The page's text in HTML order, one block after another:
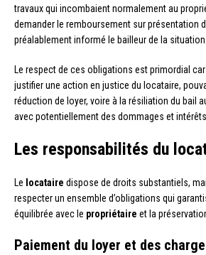
travaux qui incombaient normalement au
demander le remboursement sur présentation
préalablement informé le bailleur de la situation.
Le respect de ces obligations est primordial
justifier une action en justice du locataire,
réduction de loyer, voire à la résiliation du bail
avec potentiellement des dommages et
Les responsabilités du
Le locataire dispose de droits substantiels,
respecter un ensemble d’obligations qui
équilibrée avec le propriétaire et la
Paiement du loyer et des